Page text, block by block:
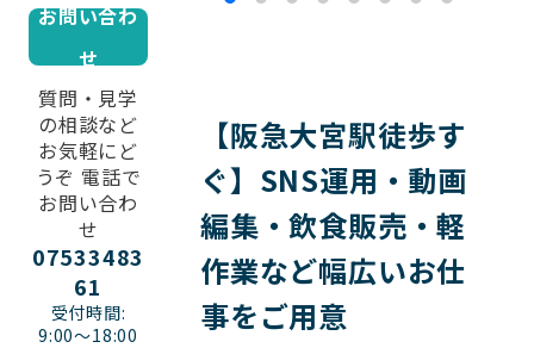
お問い合わ
せ
質問・見学
の相談など
お気軽にど
うぞ 電話で
お問い合わ
せ
07533483
61
受付時間:
9:00〜18:00
【阪急大宮駅徒歩す
ぐ】SNS運用・動画
編集・飲食販売・軽
作業など幅広いお仕
事をご用意